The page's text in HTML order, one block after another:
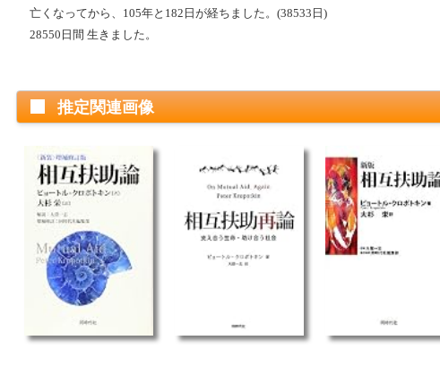
亡くなってから、105年と182日が経ちました。(38533日)
28550日間 生きました。
推定関連画像